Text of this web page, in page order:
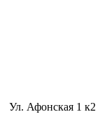
Ул. Афонская 1 к2